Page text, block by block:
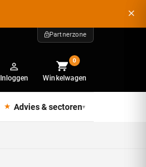
Partnerzone
Inloggen
0
Winkelwagen
Advies & sectoren▾